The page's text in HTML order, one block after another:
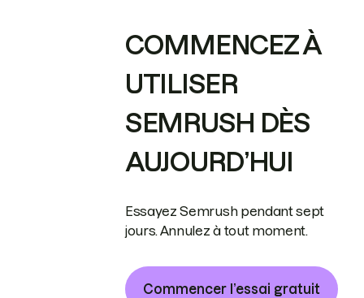
COMMENCEZ À
UTILISER
SEMRUSH DÈS
AUJOURD’HUI
Essayez Semrush pendant sept
jours. Annulez à tout moment.
Commencer l’essai gratuit